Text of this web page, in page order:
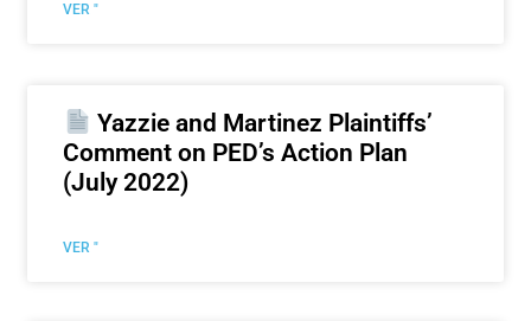
VER "
Yazzie and Martinez Plaintiffs’
Comment on PED’s Action Plan
(July 2022)
VER "